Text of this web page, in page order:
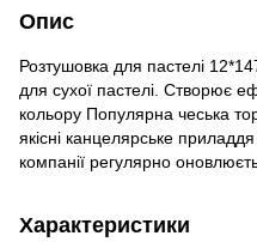
Опис
Розтушовка для пастелі
для сухої пастелі. Створює
кольору Популярна чеська
якісні канцелярське
компанії регулярно
Характеристики